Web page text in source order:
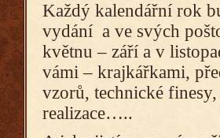
Každý kalendářní rok
vydání a ve svých
květnu – září a v
vámi – krajkářkami,
vzorů, technické
realizace…..